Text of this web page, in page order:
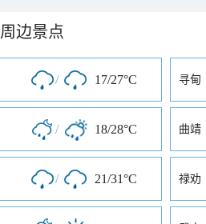
周边景点
/ 17/27°C 寻甸
/ 18/28°C 曲靖
/ 21/31°C 禄劝